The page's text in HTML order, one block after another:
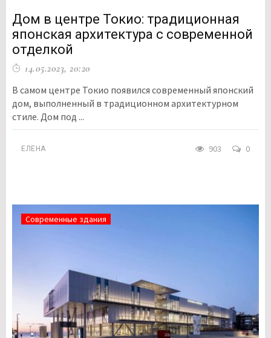
Дом в центре Токио: традиционная
японская архитектура с современной
отделкой
14.05.2023, 20:20
В самом центре Токио появился современный японский
дом, выполненный в традиционном архитектурном
стиле. Дом под ...
ЕЛЕНА 903 0
Современные здания